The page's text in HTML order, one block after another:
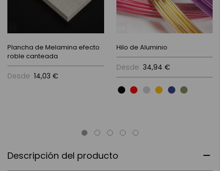
Descripción del producto
Plancha de Melamina efecto
roble canteada
Desde 14,03 €
Hilo de Aluminio
Desde 34,94 €